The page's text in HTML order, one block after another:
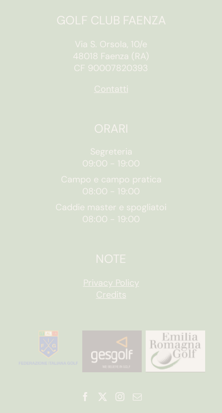
GOLF CLUB FAENZA
Via S. Orsola, 10/e
48018 Faenza (RA)
CF 90007820393
Contatti
ORARI
Segreteria
09:00 - 19:00
Campo e campo pratica
08:00 - 19:00
Caddie master e spogliatoi
08:00 - 19:00
NOTE
Privacy Policy
Credits